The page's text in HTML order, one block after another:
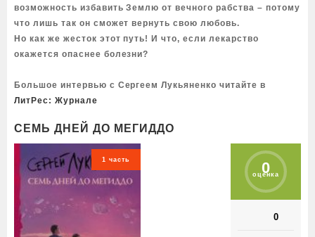
возможность избавить Землю от вечного рабства – потому
что лишь так он сможет вернуть свою любовь.
Но как же жесток этот путь! И что, если лекарство
окажется опаснее болезни?
Большое интервью с Сергеем Лукьяненко читайте в
ЛитРес: Журнале
СЕМЬ ДНЕЙ ДО МЕГИДДО
1 часть 0
оценка
0